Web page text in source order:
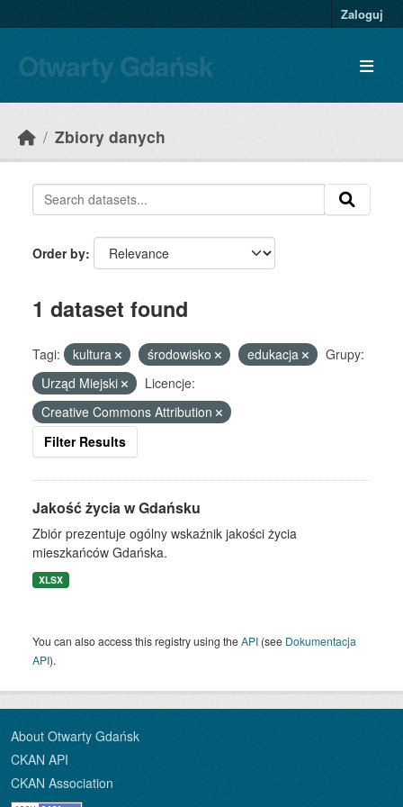
Zaloguj
Otwarty Gdańsk
Zbiory danych
Order by
1 dataset found
Tagi: kultura środowisko edukacja
Grupy:
Urząd Miejski
Licencje:
Creative Commons Attribution
Filter Results
Jakość życia w Gdańsku
Zbiór prezentuje ogólny wskaźnik jakości życia
mieszkańców Gdańska.
XLSX
You can also access this registry using theAPI (see Dokumentacja
API).
About Otwarty Gdańsk
CKAN API
CKAN Association